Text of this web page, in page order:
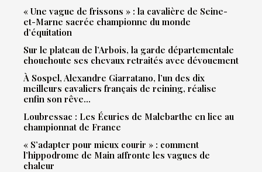
« Une vague de frissons » : la cavalière de Seine-
et-Marne sacrée championne du monde
d’équitation
Sur le plateau de l’Arbois, la garde départementale
chouchoute ses chevaux retraités avec dévouement
À Sospel, Alexandre Giarratano, l’un des dix
meilleurs cavaliers français de reining, réalise
enfin son rêve…
Loubressac : Les Écuries de Malebarthe en lice au
championnat de France
« S’adapter pour mieux courir » : comment
l’hippodrome de Main affronte les vagues de
chaleur